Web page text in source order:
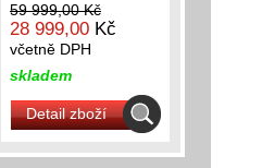
59 999,00 Kč
28 999,00 Kč
včetně DPH
skladem
Detail zboží